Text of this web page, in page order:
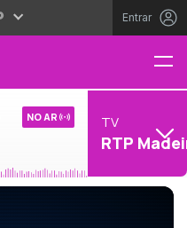
Entrar
NO AR TV
RTP